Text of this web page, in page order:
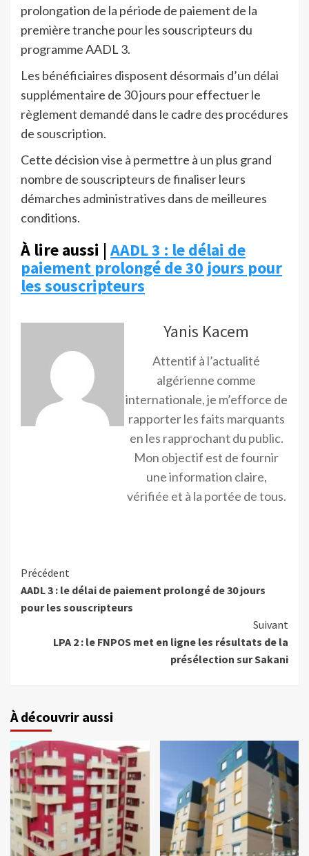
prolongation de la période de paiement de la
première tranche pour les souscripteurs du
programme AADL 3.
Les bénéficiaires disposent désormais d’un délai
supplémentaire de 30 jours pour effectuer le
règlement demandé dans le cadre des procédures
de souscription.
Cette décision vise à permettre à un plus grand
nombre de souscripteurs de finaliser leurs
démarches administratives dans de meilleures
conditions.
À lire aussi |AADL 3 : le délai de
paiement prolongé de 30 jours pour
les souscripteurs
Yanis Kacem
Attentif à l’actualité
algérienne comme
internationale, je m’efforce de
rapporter les faits marquants
en les rapprochant du public.
Mon objectif est de fournir
une information claire,
vérifiée et à la portée de tous.
Précédent
AADL 3 : le délai de paiement prolongé de 30 jours
pour les souscripteurs
Suivant
LPA 2 : le FNPOS met en ligne les résultats de la
présélection sur Sakani
À découvrir aussi